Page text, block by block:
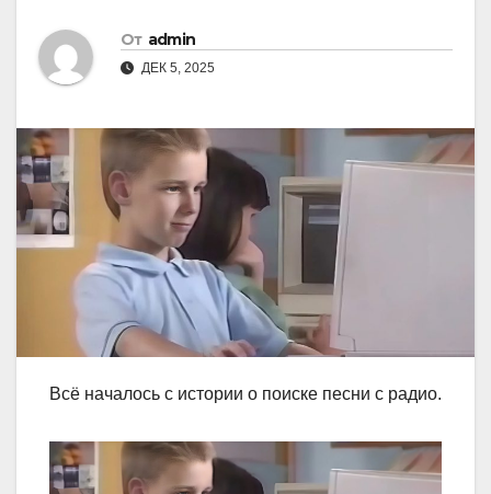
От admin
ДЕК 5, 2025
Всё началось с истории о поиске песни с радио.